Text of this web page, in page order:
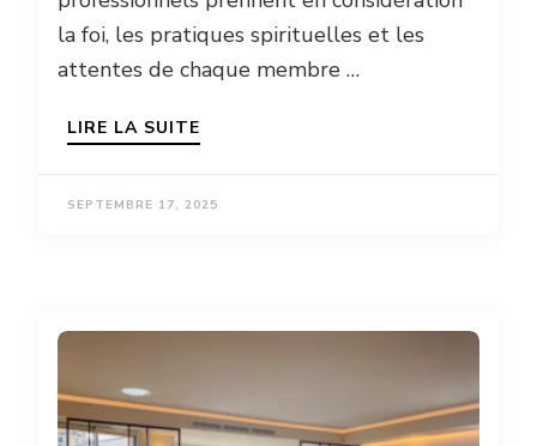
la foi, les pratiques spirituelles et les
attentes de chaque membre …
LIRE LA SUITE
SEPTEMBRE 17, 2025